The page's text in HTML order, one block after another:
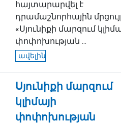
հայտարարվել է
դրամաշնորհային
«Սյունիքի մարզում
փոփոխության ...
ավելին
Սյունիքի մարզում
կլիմայի
փոփոխության